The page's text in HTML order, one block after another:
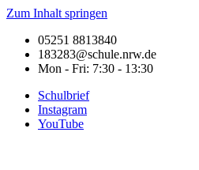
Zum Inhalt springen
05251 8813840
183283@schule.nrw.de
Mon - Fri: 7:30 - 13:30
Schulbrief
Instagram
YouTube